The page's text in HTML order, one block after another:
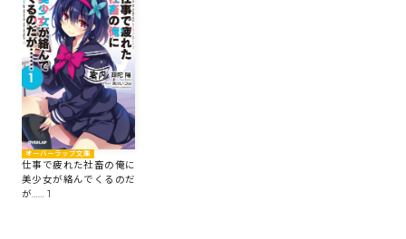
オーバーラップ文庫
仕事で疲れた社畜の俺に
美少女が絡んでくるのだ
が…… 1